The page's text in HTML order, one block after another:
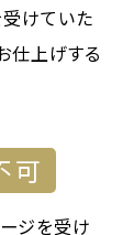
けていた
仕上げする
可
ジを受け